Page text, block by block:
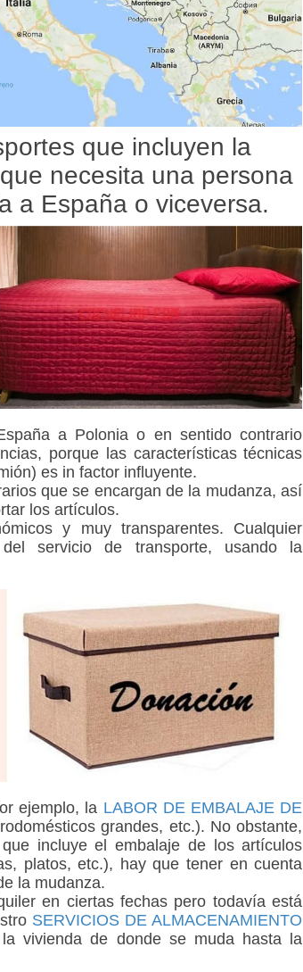
que incluyen la
necesita una persona
a España o viceversa.
a Polonia o en sentido contrario
porque las características técnicas
es in factor influyente.
que se encargan de la mudanza, así
los artículos.
y muy transparentes. Cualquier
servicio de transporte, usando la
ejemplo, la LABOR DE EMBALAJE DE
grandes, etc.). No obstante,
incluye el embalaje de los artículos
platos, etc.), hay que tener en cuenta
la mudanza.
en ciertas fechas pero todavía está
SERVICIOS DE ALMACENAMIENTO
vivienda de donde se muda hasta la